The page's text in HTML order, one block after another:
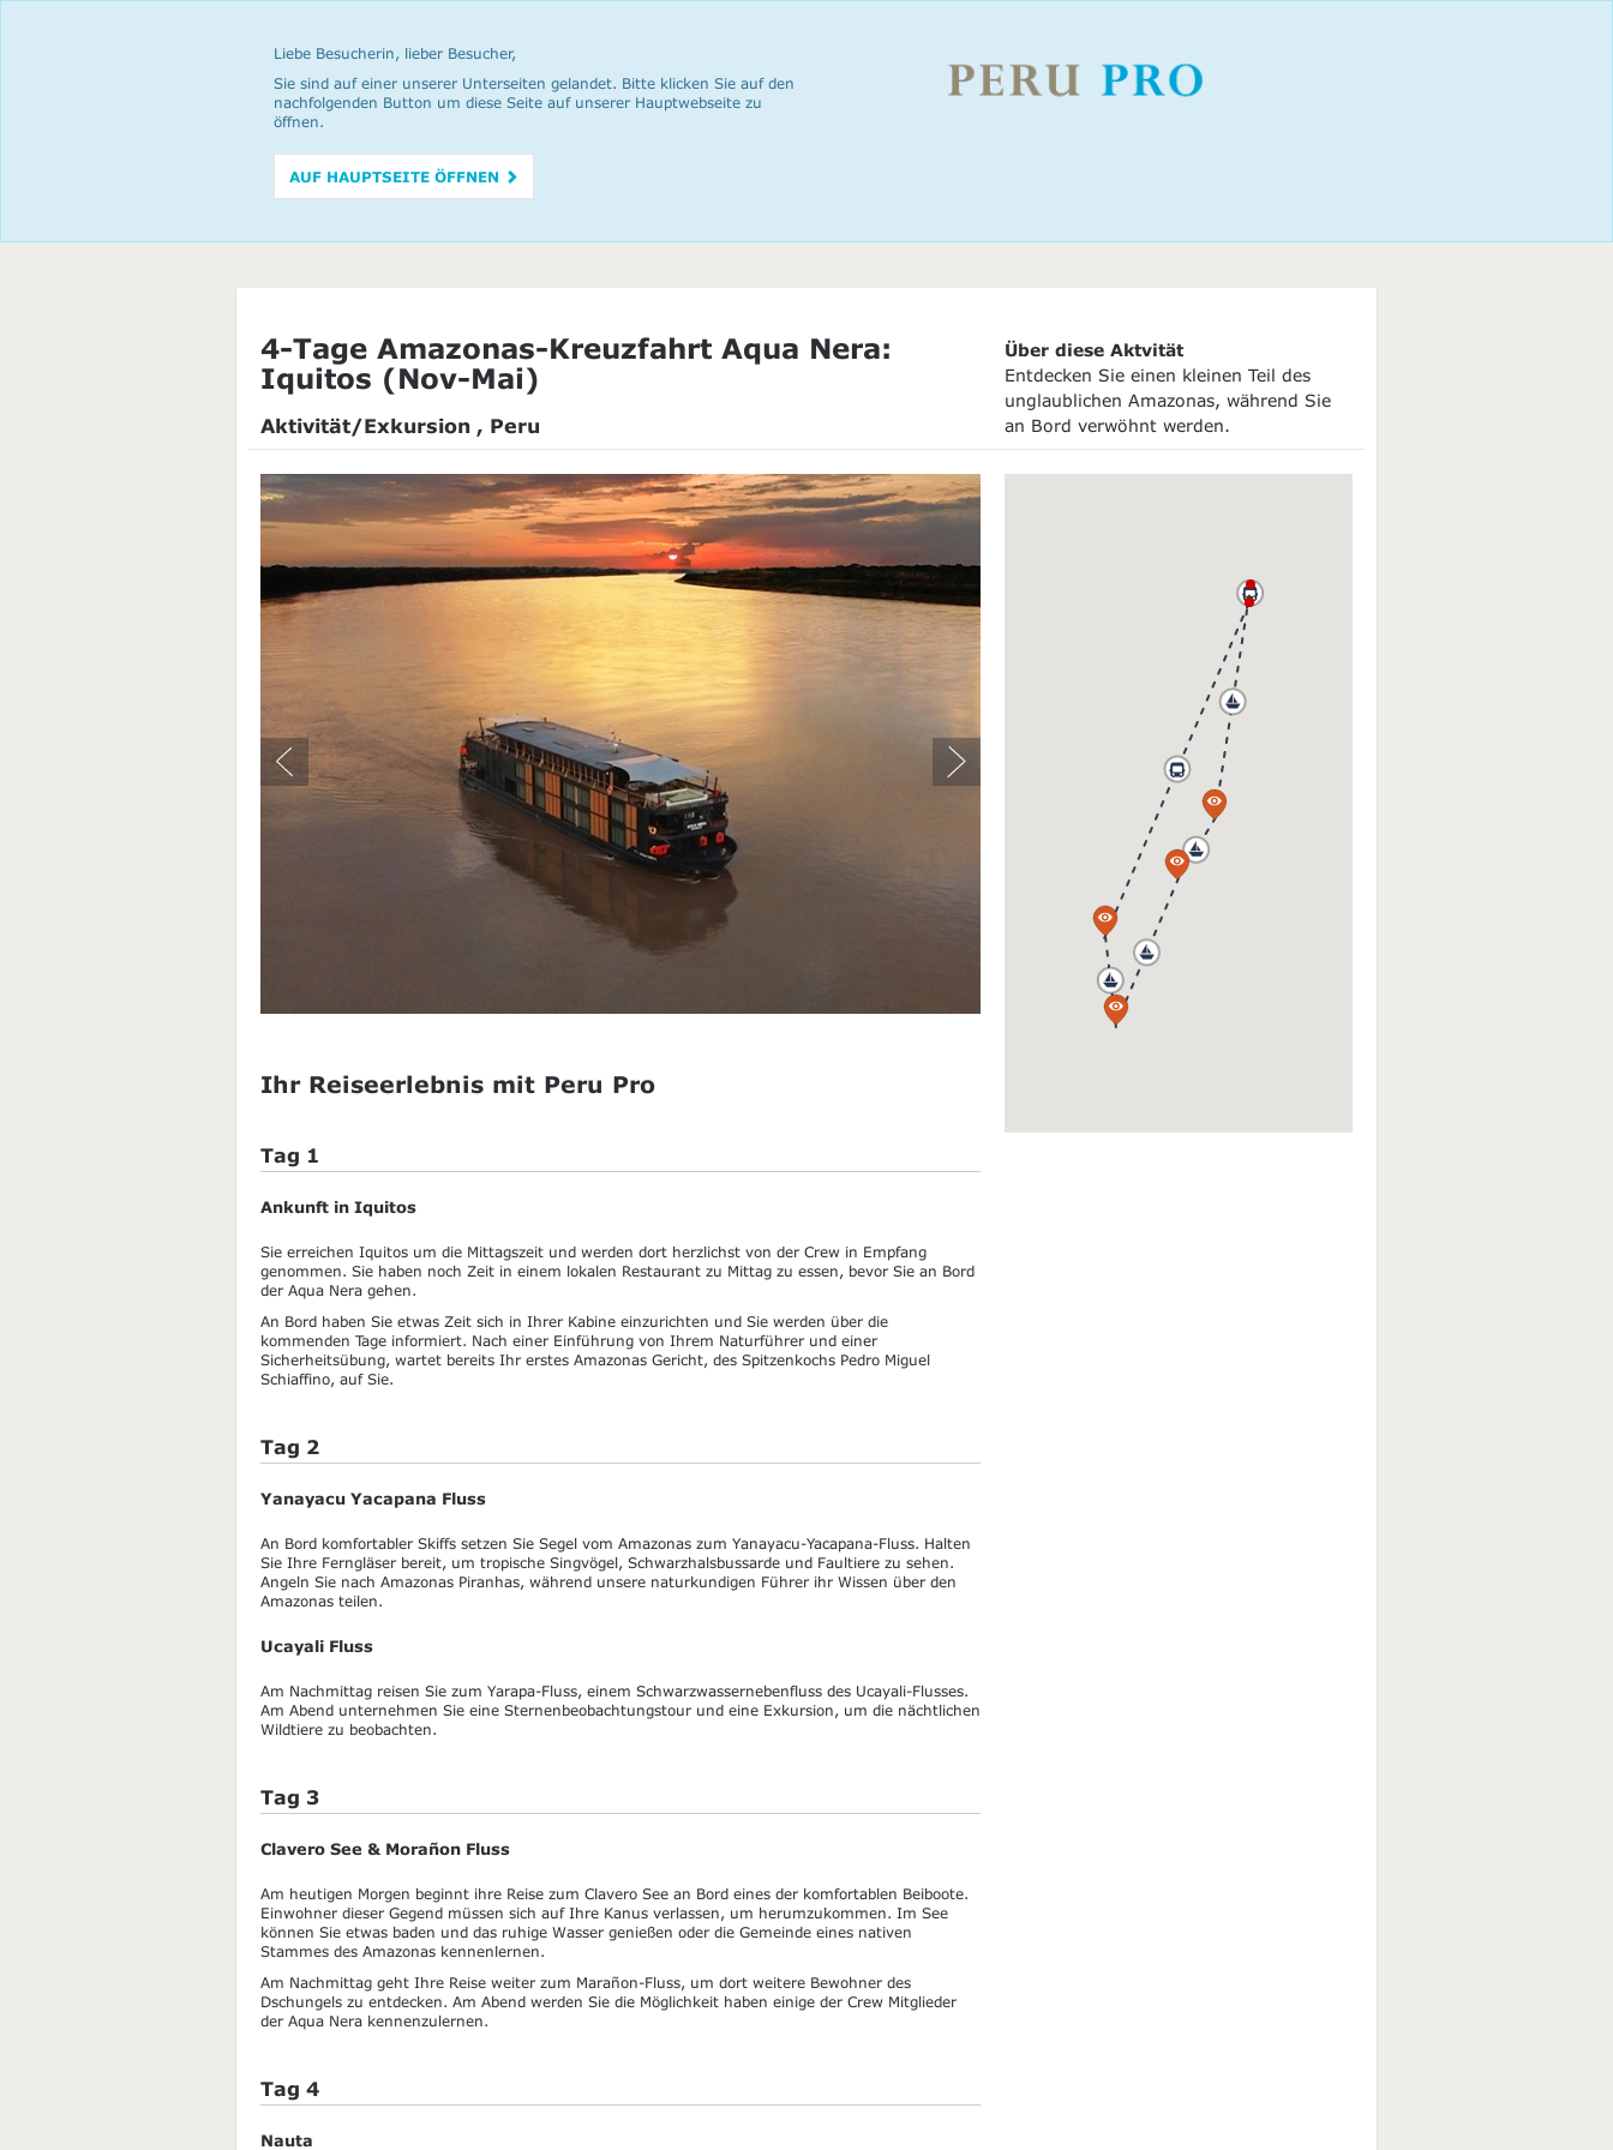
Liebe Besucherin, lieber Besucher,
Sie sind auf einer unserer Unterseiten gelandet. Bitte klicken Sie auf den
nachfolgenden Button um diese Seite auf unserer Hauptwebseite zu
öffnen.
AUF HAUPTSEITE ÖFFNEN
4-Tage Amazonas-Kreuzfahrt Aqua Nera:
Iquitos (Nov-Mai)
Aktivität/Exkursion , Peru
Über diese Aktvität
Entdecken Sie einen kleinen Teil des
unglaublichen Amazonas, während Sie
an Bord verwöhnt werden.
Ihr Reiseerlebnis mit Peru Pro
Tag 1
Ankunft in Iquitos
Sie erreichen Iquitos um die Mittagszeit und werden dort herzlichst von der Crew in Empfang
genommen. Sie haben noch Zeit in einem lokalen Restaurant zu Mittag zu essen, bevor Sie an Bord
der Aqua Nera gehen.
An Bord haben Sie etwas Zeit sich in Ihrer Kabine einzurichten und Sie werden über die
kommenden Tage informiert. Nach einer Einführung von Ihrem Naturführer und einer
Sicherheitsübung, wartet bereits Ihr erstes Amazonas Gericht, des Spitzenkochs Pedro Miguel
Schiaffino, auf Sie.
Tag 2
Yanayacu Yacapana Fluss
An Bord komfortabler Skiffs setzen Sie Segel vom Amazonas zum Yanayacu-Yacapana-Fluss. Halten
Sie Ihre Ferngläser bereit, um tropische Singvögel, Schwarzhalsbussarde und Faultiere zu sehen.
Angeln Sie nach Amazonas Piranhas, während unsere naturkundigen Führer ihr Wissen über den
Amazonas teilen.
Ucayali Fluss
Am Nachmittag reisen Sie zum Yarapa-Fluss, einem Schwarzwassernebenfluss des Ucayali-Flusses.
Am Abend unternehmen Sie eine Sternenbeobachtungstour und eine Exkursion, um die nächtlichen
Wildtiere zu beobachten.
Tag 3
Clavero See & Morañon Fluss
Am heutigen Morgen beginnt ihre Reise zum Clavero See an Bord eines der komfortablen Beiboote.
Einwohner dieser Gegend müssen sich auf Ihre Kanus verlassen, um herumzukommen. Im See
können Sie etwas baden und das ruhige Wasser genießen oder die Gemeinde eines nativen
Stammes des Amazonas kennenlernen.
Am Nachmittag geht Ihre Reise weiter zum Marañon-Fluss, um dort weitere Bewohner des
Dschungels zu entdecken. Am Abend werden Sie die Möglichkeit haben einige der Crew Mitglieder
der Aqua Nera kennenzulernen.
Tag 4
Nauta
a
a
a
a